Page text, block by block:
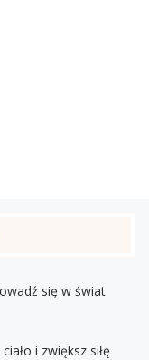
się w świat
i zwiększ siłę